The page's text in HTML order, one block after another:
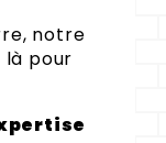
notre
là pour